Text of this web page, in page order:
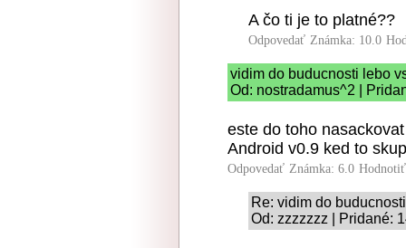
A čo ti je to platné??
Odpovedať Známka: 10.0
vidim do buducnosti lebo
Od: nostradamus^2 |
este do toho
Android v0.9 ked to
Odpovedať Známka: 6.0
Re: vidim do
Od: zzzzzzz | Pridané: